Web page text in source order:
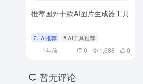
推荐国外十款AI图片生成器工具
AI推荐 # AI工具推荐
1年前 0 1,688 0
暂无评论